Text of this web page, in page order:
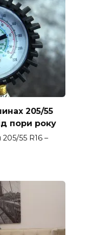
205/55
пори року
55 R16 –